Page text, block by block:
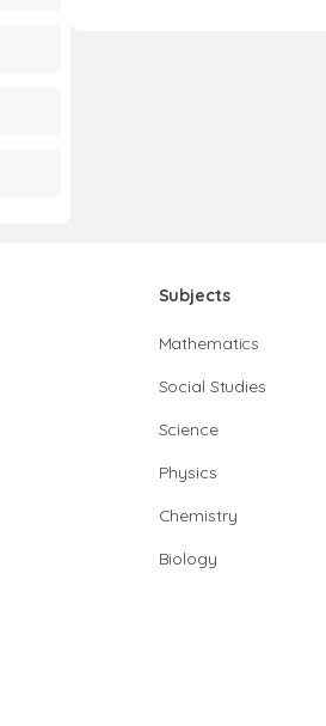
Subjects
Mathematics
Social Studies
Science
Physics
Chemistry
Biology